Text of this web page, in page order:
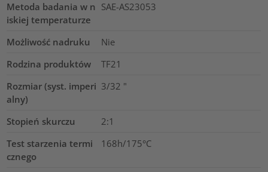
Metoda badania w n
iskiej temperaturze
SAE-AS23053
Możliwość nadruku
Nie
Rodzina produktów
TF21
Rozmiar (syst. imperi
alny)
3/32 "
Stopień skurczu
2:1
Test starzenia termi
cznego
168h/175°C